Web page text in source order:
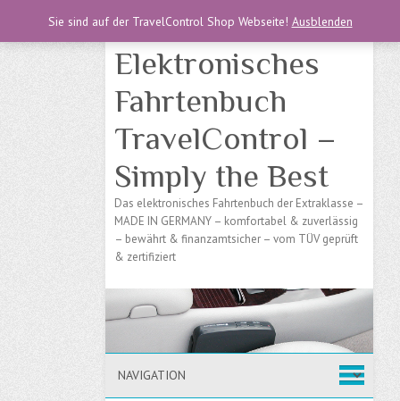
Elektronisches
Fahrtenbuch
TravelControl –
Simply the Best
Das elektronisches Fahrtenbuch der Extraklasse –
MADE IN GERMANY – komfortabel & zuverlässig
– bewährt & finanzamtsicher – vom TÜV geprüft
& zertifiziert
Sie sind auf der TravelControl Shop Webseite! Ausblenden